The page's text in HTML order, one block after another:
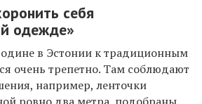
себя
одежде»
в Эстонии к традиционным
очень трепетно. Там соблюдают
например, ленточки
ровно два метра, подобраны